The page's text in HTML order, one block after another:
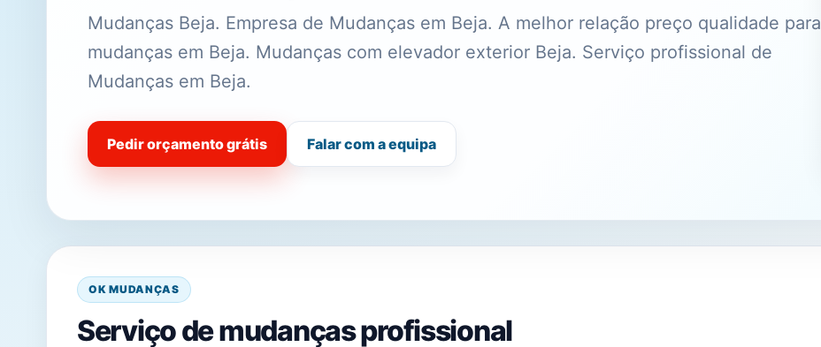
Mudanças Beja. Empresa de Mudanças em Beja. A melhor relação preço qualidade para
mudanças em Beja. Mudanças com elevador exterior Beja. Serviço profissional de
Mudanças em Beja.
Pedir orçamento grátis Falar com a equipa
OK MUDANÇAS
Serviço de mudanças profissional